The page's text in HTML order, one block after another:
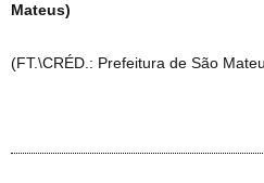
Mateus)
(FT.\CRÉD.: Prefeitura de São